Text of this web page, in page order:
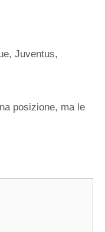
,Juventus,
posizione, ma le